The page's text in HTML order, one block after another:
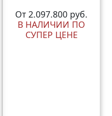
От 2.097.800 руб.
В НАЛИЧИИ ПО
СУПЕР ЦЕНЕ